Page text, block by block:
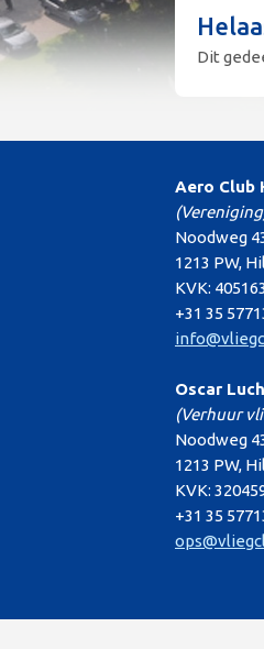
Dit
Aero Club
Noodweg
1213 PW,
KVK:
+31 35
Oscar
(Verhuur
Noodweg
1213 PW,
KVK:
+31 35